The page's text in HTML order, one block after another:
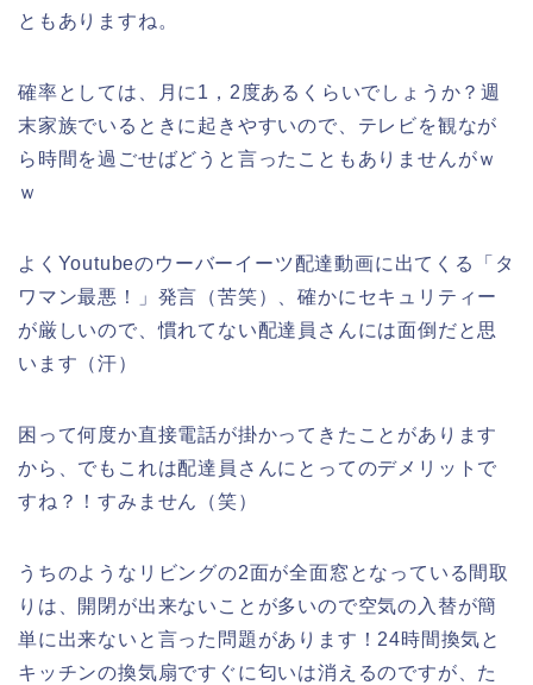
ともありますね。
確率としては、月に1，2度あるくらいでしょうか？週
末家族でいるときに起きやすいので、テレビを観なが
ら時間を過ごせばどうと言ったこともありませんがｗ
ｗ
よくYoutubeのウーバーイーツ配達動画に出てくる「タ
ワマン最悪！」発言（苦笑）、確かにセキュリティー
が厳しいので、慣れてない配達員さんには面倒だと思
います（汗）
困って何度か直接電話が掛かってきたことがあります
から、でもこれは配達員さんにとってのデメリットで
すね？！すみません（笑）
うちのようなリビングの2面が全面窓となっている間取
りは、開閉が出来ないことが多いので空気の入替が簡
単に出来ないと言った問題があります！24時間換気と
キッチンの換気扇ですぐに匂いは消えるのですが、た